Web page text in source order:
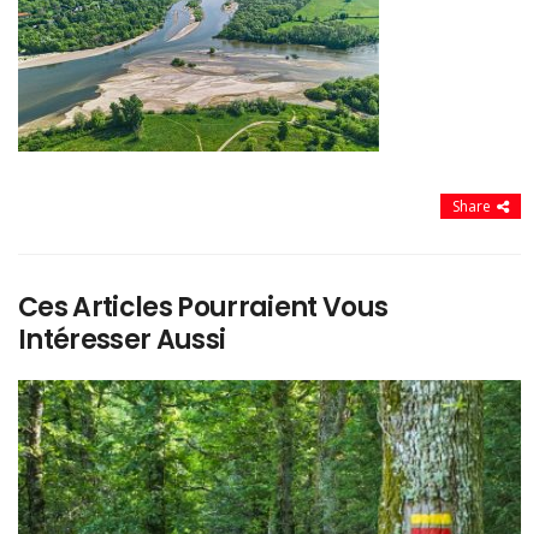
Share
Ces Articles Pourraient Vous
Intéresser Aussi